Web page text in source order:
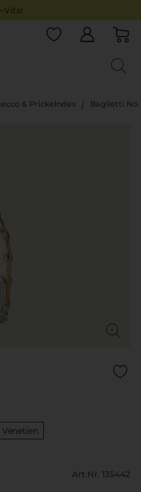
Vita!
& Prickelndes Baglietti No.
Venetien
Art.Nr. 135442